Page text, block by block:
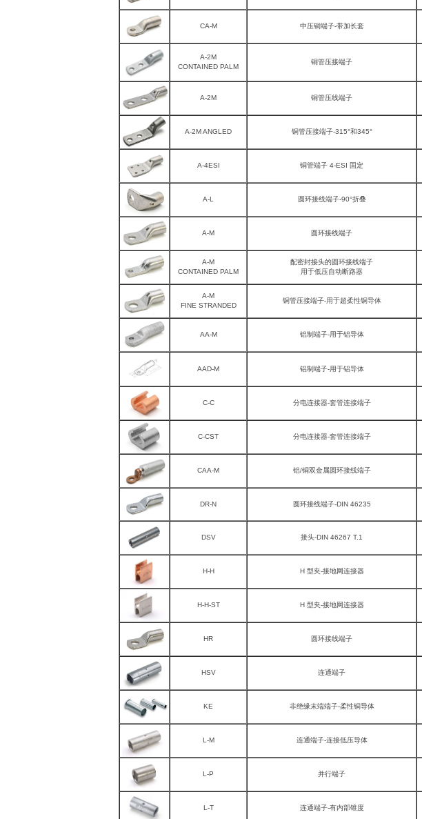
CA-M 中压铜端子-带加长套
A-2M
CONTAINED PALM
铜管压接端子
A-2M 铜管压线端子
A-2M ANGLED 铜管压接端子-315°和345°
A-4ESI 铜管端子 4-ESI 固定
A-L 圆环接线端子-90°折叠
A-M 圆环接线端子
A-M
CONTAINED PALM
配密封接头的圆环接线端子
用于低压自动断路器
A-M
FINE STRANDED
铜管压接端子-用于超柔性铜导体
AA-M 铝制端子-用于铝导体
AAD-M 铝制端子-用于铝导体
C-C 分电连接器-套管连接端子
C-CST 分电连接器-套管连接端子
CAA-M 铝/铜双金属圆环接线端子
DR-N 圆环接线端子-DIN 46235
DSV 接头-DIN 46267 T.1
H-H H 型夹-接地网连接器
H-H-ST H 型夹-接地网连接器
HR 圆环接线端子
HSV 连通端子
KE 非绝缘末端端子-柔性铜导体
L-M 连通端子-连接低压导体
L-P 并行端子
L-T 连通端子-有内部锥度